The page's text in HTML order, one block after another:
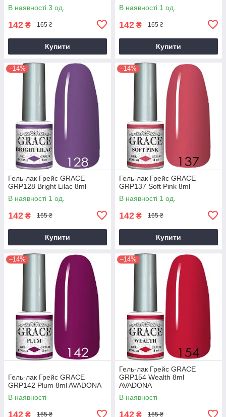
В наявності 3 од.
142 ₴ 165 ₴
Купити
В наявності 1 од.
142 ₴ 165 ₴
Купити
–14%
Гель-лак Грейс GRACE
GRP128 Bright Lilac 8ml
В наявності 1 од.
142 ₴ 165 ₴
Купити
–14%
Гель-лак Грейс GRACE
GRP137 Soft Pink 8ml
В наявності 1 од.
142 ₴ 165 ₴
Купити
–14%
Гель-лак Грейс GRACE
GRP142 Plum 8ml AVADONA
В наявності
142 ₴ 165 ₴
–14%
Гель-лак Грейс GRACE
GRP154 Wealth 8ml
AVADONA
В наявності
142 ₴ 165 ₴